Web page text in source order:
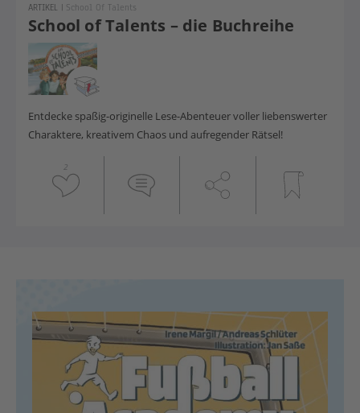
School of Talents – die Buchreihe
ARTIKEL | School Of Talents
Entdecke spaßig-originelle Lese-Abenteuer voller liebenswerter
Charaktere, kreativem Chaos und aufregender Rätsel!
2